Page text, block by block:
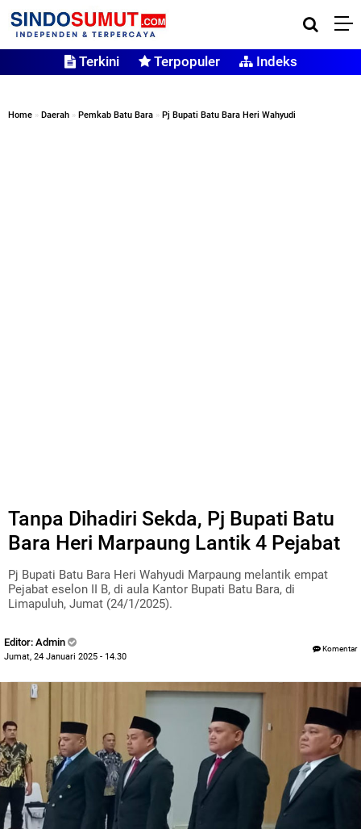
Terkini Terpopuler Indeks
Home » Daerah » Pemkab Batu Bara » Pj Bupati Batu Bara Heri Wahyudi
Tanpa Dihadiri Sekda, Pj Bupati Batu
Bara Heri Marpaung Lantik 4 Pejabat
Pj Bupati Batu Bara Heri Wahyudi Marpaung melantik empat
Pejabat eselon II B, di aula Kantor Bupati Batu Bara, di
Limapuluh, Jumat (24/1/2025).
Editor: Admin
Jumat, 24 Januari 2025 - 14.30
Komentar